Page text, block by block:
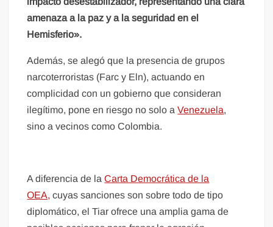
amenaza a la paz y a la seguridad en el
Hemisferio».
Además, se alegó que la presencia de grupos
narcoterroristas (Farc y Eln), actuando en
complicidad con un gobierno que consideran
ilegítimo, pone en riesgo no solo aVenezuela,
sino a vecinos como Colombia.
A diferencia de laCarta Democrática de la
OEA, cuyas sanciones son sobre todo de tipo
diplomático, el Tiar ofrece una amplia gama de